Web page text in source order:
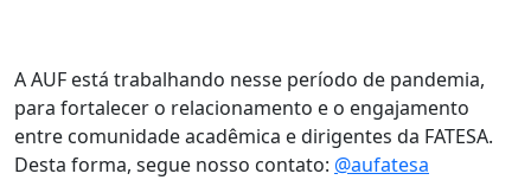
A AUF está trabalhando nesse período de pandemia,
para fortalecer o relacionamento e o engajamento
entre comunidade acadêmica e dirigentes da FATESA.
Desta forma, segue nosso contato: @aufatesa